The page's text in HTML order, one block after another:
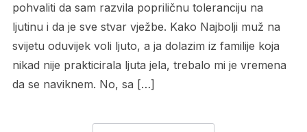
pohvaliti da sam razvila popriličnu toleranciju na
ljutinu i da je sve stvar vježbe. Kako Najbolji muž na
svijetu oduvijek voli ljuto, a ja dolazim iz familije koja
nikad nije prakticirala ljuta jela, trebalo mi je vremena
da se naviknem. No, sa […]